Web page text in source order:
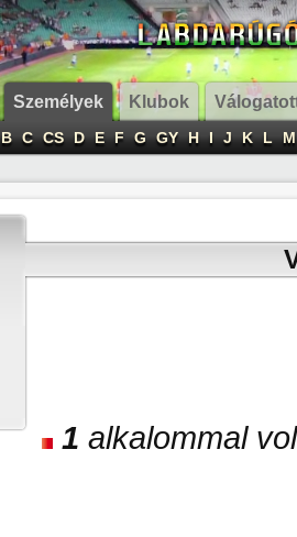
Személyek Klubok
B C CS D E F G GY H I J K L M
1 alkalommal